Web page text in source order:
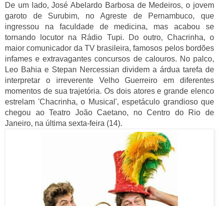
De um lado, José Abelardo Barbosa de Medeiros, o jovem
garoto de Surubim, no Agreste de Pernambuco, que
ingressou na faculdade de medicina, mas acabou se
tornando locutor na Rádio Tupi. Do outro, Chacrinha, o
maior comunicador da TV brasileira, famosos pelos bordões
infames e extravagantes concursos de calouros. No palco,
Leo Bahia e Stepan Nercessian dividem a árdua tarefa de
interpretar o irreverente Velho Guerreiro em diferentes
momentos de sua trajetória. Os dois atores e grande elenco
estrelam 'Chacrinha, o Musical', espetáculo grandioso que
chegou ao Teatro João Caetano, no Centro do Rio de
Janeiro, na última sexta-feira (14).